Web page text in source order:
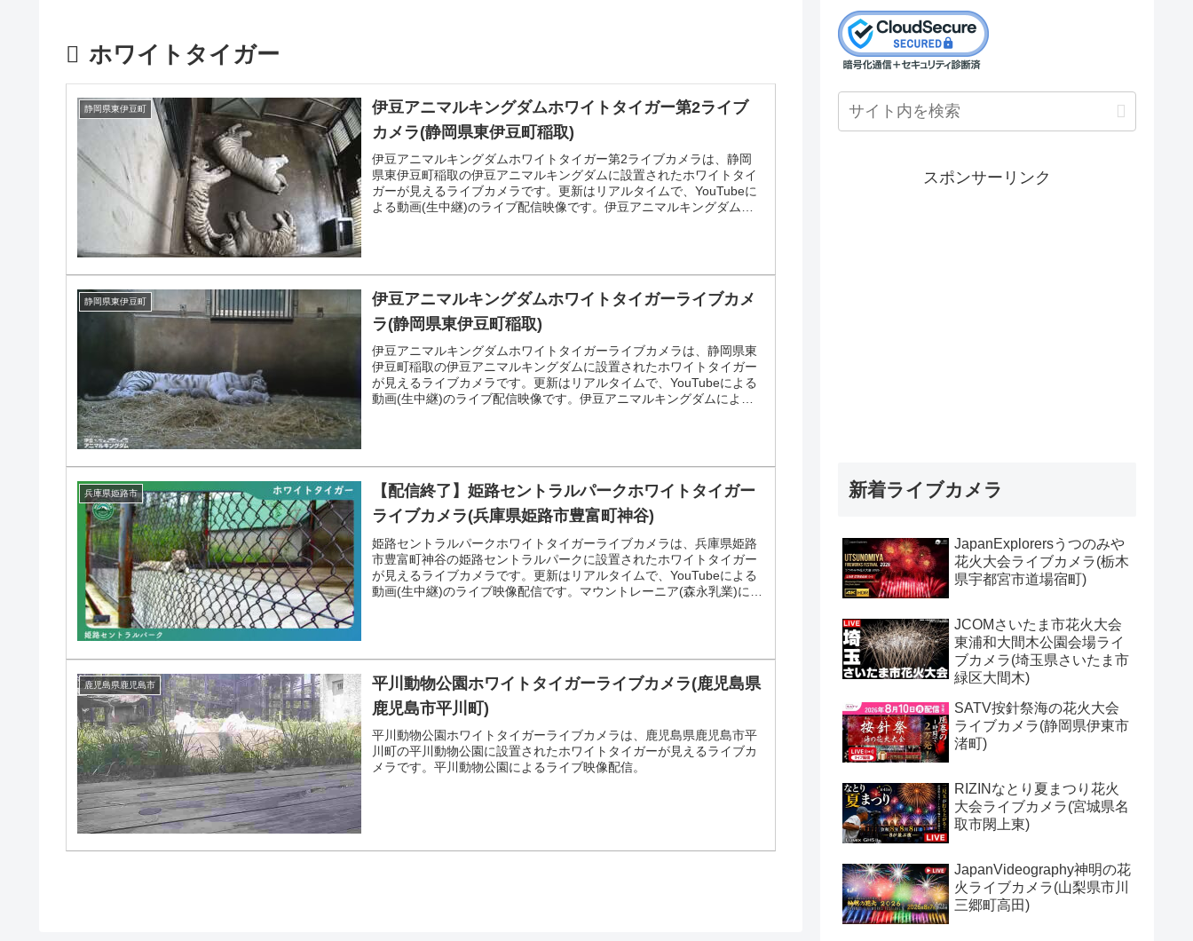
ホワイトタイガー
静岡県東伊豆町
伊豆アニマルキングダムホワイトタイガー第2ライブ
カメラ(静岡県東伊豆町稲取)
伊豆アニマルキングダムホワイトタイガー第2ライブカメラは、静岡
県東伊豆町稲取の伊豆アニマルキングダムに設置されたホワイトタイ
ガーが見えるライブカメラです。更新はリアルタイムで、YouTubeに
よる動画(生中継)のライブ配信映像です。伊豆アニマルキングダムに
静岡県東伊豆町
伊豆アニマルキングダムホワイトタイガーライブカメ
ラ(静岡県東伊豆町稲取)
伊豆アニマルキングダムホワイトタイガーライブカメラは、静岡県東
伊豆町稲取の伊豆アニマルキングダムに設置されたホワイトタイガー
が見えるライブカメラです。更新はリアルタイムで、YouTubeによる
動画(生中継)のライブ配信映像です。伊豆アニマルキングダムによる
兵庫県姫路市
【配信終了】姫路セントラルパークホワイトタイガー
ライブカメラ(兵庫県姫路市豊富町神谷)
姫路セントラルパークホワイトタイガーライブカメラは、兵庫県姫路
市豊富町神谷の姫路セントラルパークに設置されたホワイトタイガー
が見えるライブカメラです。更新はリアルタイムで、YouTubeによる
動画(生中継)のライブ映像配信です。マウントレーニア(森永乳業)によ
鹿児島県鹿児島市
平川動物公園ホワイトタイガーライブカメラ(鹿児島県
鹿児島市平川町)
平川動物公園ホワイトタイガーライブカメラは、鹿児島県鹿児島市平
川町の平川動物公園に設置されたホワイトタイガーが見えるライブカ
メラです。平川動物公園によるライブ映像配信。
スポンサーリンク
新着ライブカメラ
JapanExplorersうつのみや
花火大会ライブカメラ(栃木
県宇都宮市道場宿町)
JCOMさいたま市花火大会
東浦和大間木公園会場ライ
ブカメラ(埼玉県さいたま市
緑区大間木)
SATV按針祭海の花火大会
ライブカメラ(静岡県伊東市
渚町)
RIZINなとり夏まつり花火
大会ライブカメラ(宮城県名
取市閖上東)
JapanVideography神明の花
火ライブカメラ(山梨県市川
三郷町高田)